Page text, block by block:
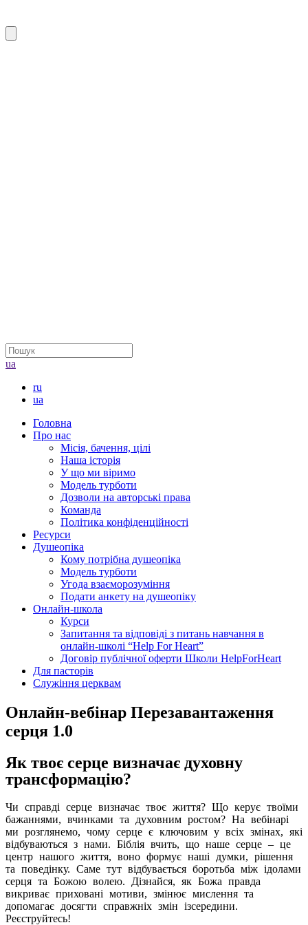
ua
ru
ua
Головна
Про нас
Місія, бачення, цілі
Наша історія
У що ми віримо
Модель турботи
Дозволи на авторські права
Команда
Політика конфіденційності
Ресурси
Душеопіка
Кому потрібна душеопіка
Модель турботи
Угода взаєморозуміння
Подати анкету на душеопіку
Онлайн-школа
Курси
Запитання та відповіді з питань навчання в
онлайн-школі “Help For Heart”
Договір публічної оферти Школи HelpForHeart
Для пасторів
Служіння церквам
Онлайн-вебінар Перезавантаження
серця 1.0
Як твоє серце визначає духовну
трансформацію?
Чи справді серце визначає твоє життя? Що керує твоїми
бажаннями, вчинками та духовним ростом? На вебінарі
ми розглянемо, чому серце є ключовим у всіх змінах, які
відбуваються з нами. Біблія вчить, що наше серце – це
центр нашого життя, воно формує наші думки, рішення
та поведінку. Саме тут відбувається боротьба між ідолами
серця та Божою волею. Дізнайся, як Божа правда
викриває приховані мотиви, змінює мислення та
допомагає досягти справжніх змін ізсередини.
Реєструйтесь!